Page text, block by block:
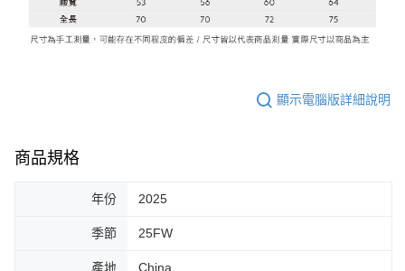
顯示電腦版詳細說明
商品規格
年份 2025
季節 25FW
產地 China